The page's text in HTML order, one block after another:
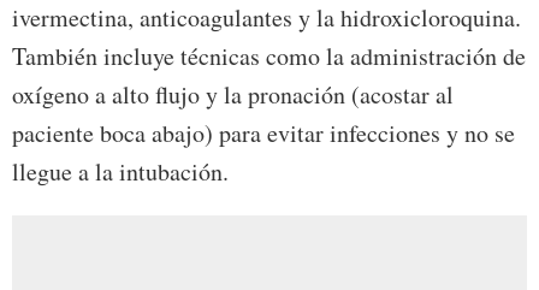
ivermectina, anticoagulantes y la hidroxicloroquina.
También incluye técnicas como la administración de
oxígeno a alto flujo y la pronación (acostar al
paciente boca abajo) para evitar infecciones y no se
llegue a la intubación.